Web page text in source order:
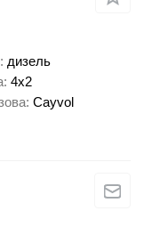
дизель
4x2
Cayvol